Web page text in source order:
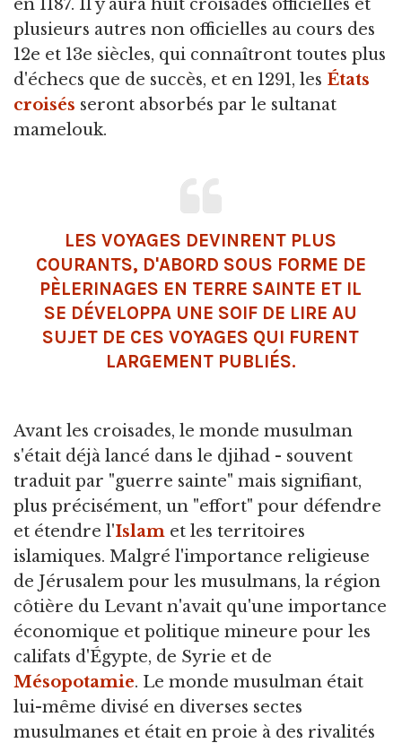
en 1187. Il y aura huit croisades officielles et
plusieurs autres non officielles au cours des
12e et 13e siècles, qui connaîtront toutes plus
d'échecs que de succès, et en 1291, les États
croisés seront absorbés par le sultanat
mamelouk.
LES VOYAGES DEVINRENT PLUS
COURANTS, D'ABORD SOUS FORME DE
PÈLERINAGES EN TERRE SAINTE ET IL
SE DÉVELOPPA UNE SOIF DE LIRE AU
SUJET DE CES VOYAGES QUI FURENT
LARGEMENT PUBLIÉS.
Avant les croisades, le monde musulman
s'était déjà lancé dans le djihad - souvent
traduit par "guerre sainte" mais signifiant,
plus précisément, un "effort" pour défendre
et étendre l'Islam et les territoires
islamiques. Malgré l'importance religieuse
de Jérusalem pour les musulmans, la région
côtière du Levant n'avait qu'une importance
économique et politique mineure pour les
califats d'Égypte, de Syrie et de
Mésopotamie. Le monde musulman était
lui-même divisé en diverses sectes
musulmanes et était en proie à des rivalités